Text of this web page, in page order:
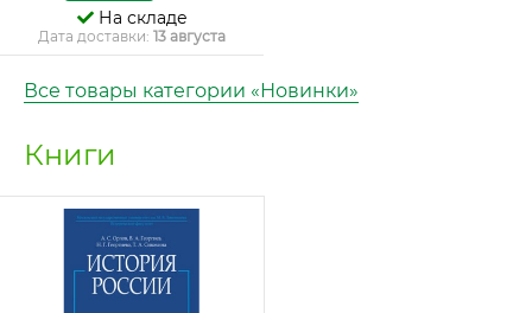
На складе
Дата доставки: 13 августа
Все товары категории «Новинки»
Книги